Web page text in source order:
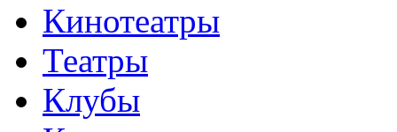
Кинотеатры
Театры
Клубы